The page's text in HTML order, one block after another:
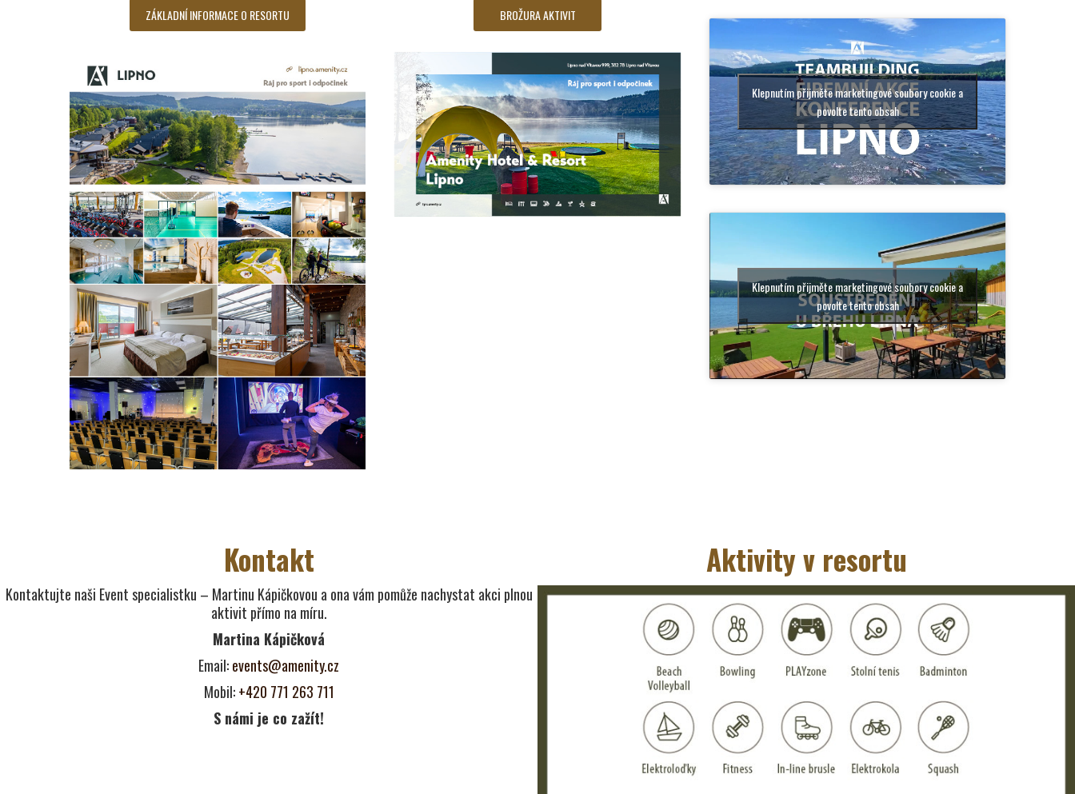
ZÁKLADNÍ INFORMACE O RESORTU BROŽURA AKTIVIT
Klepnutím přijměte marketingové soubory cookie a
povolte tento obsah
Klepnutím přijměte marketingové soubory cookie a
povolte tento obsah
Kontakt
Kontaktujte naši Event specialistku – Martinu Kápičkovou a ona vám pomůže nachystat akci plnou
aktivit přímo na míru.
Martina Kápičková
Email:events@amenity.cz
Mobil:+420 771 263 711
S námi je co zažít!
Aktivity v resortu